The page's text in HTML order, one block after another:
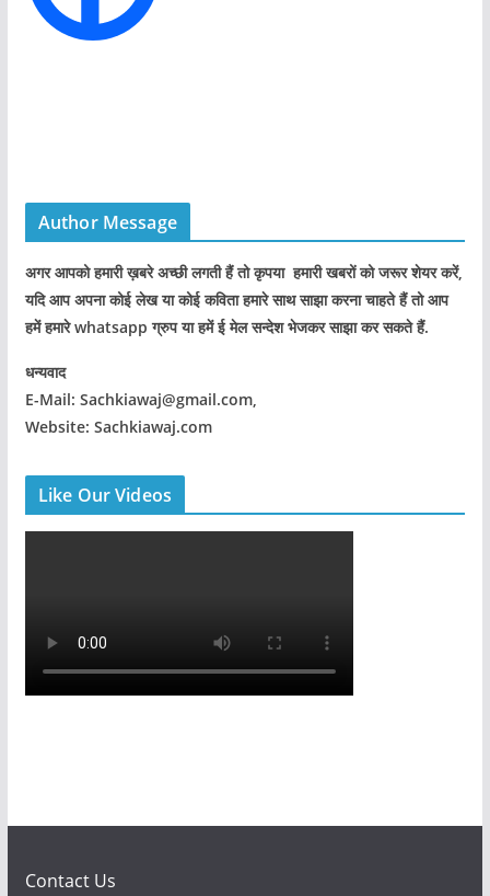
Author Message
अगर आपको हमारी ख़बरे अच्छी लगती हैं तो कृपया हमारी खबरों को जरूर शेयर करें,
यदि आप अपना कोई लेख या कोई कविता हमारे साथ साझा करना चाहते हैं तो आप
हमें हमारे whatsapp ग्रुप या हमें ई मेल सन्देश भेजकर साझा कर सकते हैं.
धन्यवाद
E-Mail: Sachkiawaj@gmail.com,
Website: Sachkiawaj.com
Like Our Videos
Contact Us